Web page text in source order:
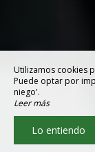
Utilizamos cookies
Puede optar por
niego'.
Leer más
Lo entiendo